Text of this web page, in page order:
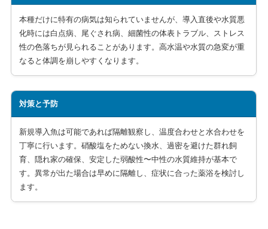
本種だけに特有の病気は知られていませんが、導入直後や水質悪
化時には白点病、尾ぐされ病、細菌性の体表トラブル、ストレス
性の色落ちが見られることがあります。高水温や水質の急変が重
なると体調を崩しやすくなります。
対策と予防
新規導入魚は可能であれば隔離観察し、温度合わせと水合わせを
丁寧に行います。硝酸塩をためない換水、過密を避けた群れ飼
育、隠れ家の確保、安定した弱酸性〜中性の水質維持が基本で
す。異常が出た場合は早めに隔離し、症状に合った薬浴を検討し
ます。